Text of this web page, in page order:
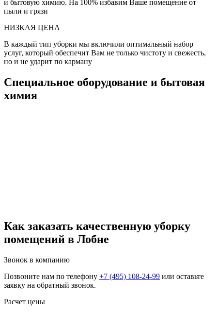
и бытовую химию. На 100% избавим Ваше помещение от
пыли и грязи
НИЗКАЯ ЦЕНА
В каждый тип уборки мы включили оптимальный набор
услуг, который обеспечит Вам не только чистоту и свежесть,
но и не ударит по карману
Специальное оборудование и бытовая
химия
Как заказать качественную уборку
помещений в Лобне
Звонок в компанию
Позвоните нам по телефону +7 (495) 108-24-99 или оставьте
заявку на обратный звонок.
Расчет цены